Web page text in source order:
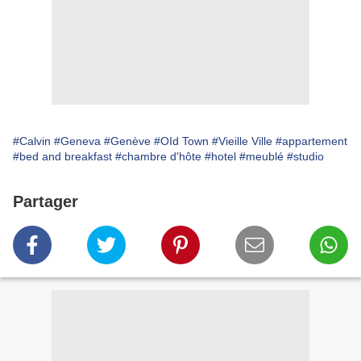
#Calvin #Geneva #Genève #OId Town #Vieille Ville #appartement
#bed and breakfast #chambre d'hôte #hotel #meublé #studio
Partager